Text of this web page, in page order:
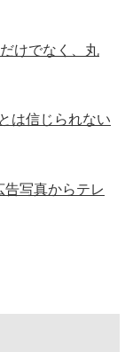
けでなく、丸
は信じられない
告写真からテレ